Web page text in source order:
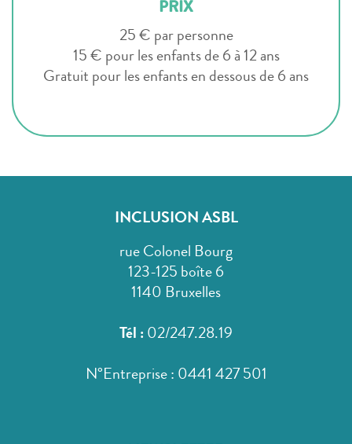
PRIX
25 € par personne
15 € pour les enfants de 6 à 12 ans
Gratuit pour les enfants en dessous de 6 ans
INCLUSION ASBL
rue Colonel Bourg
123-125 boîte 6
1140 Bruxelles
Tél : 02/247.28.19
N°Entreprise : 0441 427 501